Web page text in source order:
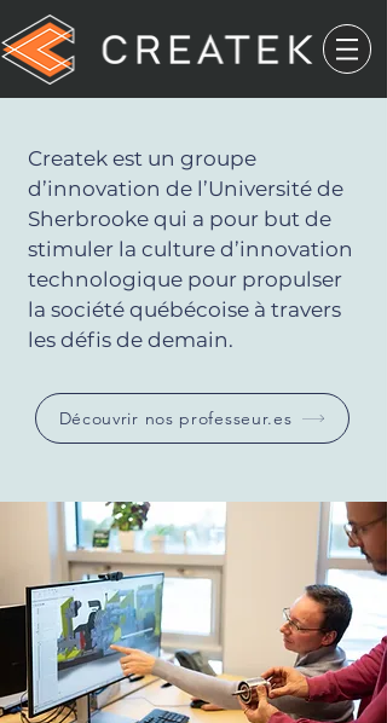
Createk est un groupe
d’innovation de l’Université de
Sherbrooke qui a pour but de
stimuler la culture d’innovation
technologique pour propulser
la société québécoise à travers
les défis de demain.
Découvrir nos professeur.es